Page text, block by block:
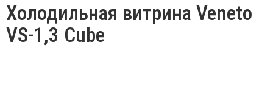
Холодильная витрина Veneto
VS-1,3 Cube